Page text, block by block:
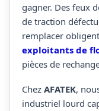
gagner. Des feux
de traction
remplacer
exploitants de
pièces de
Chez AFATEK,
industriel lourd